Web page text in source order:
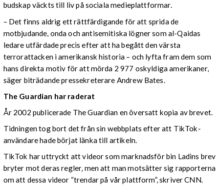
budskap väckts till liv på sociala medieplattformar.
– Det finns aldrig ett rättfärdigande för att sprida de
motbjudande, onda och antisemitiska lögner som al-Qaidas
ledare utfärdade precis efter att ha begått den värsta
terrorattacken i amerikansk historia – och lyfta fram dem som
hans direkta motiv för att mörda 2 977 oskyldiga amerikaner,
säger biträdande pressekreterare Andrew Bates.
The Guardian har raderat
År 2002 publicerade The Guardian en översatt kopia av brevet.
Tidningen tog bort det från sin webbplats efter att TikTok-
användare hade börjat länka till artikeln.
TikTok har uttryckt att videor som marknadsför bin Ladins brev
bryter mot deras regler, men att man motsätter sig rapporterna
om att dessa videor “trendar på vår plattform”, skriver CNN.